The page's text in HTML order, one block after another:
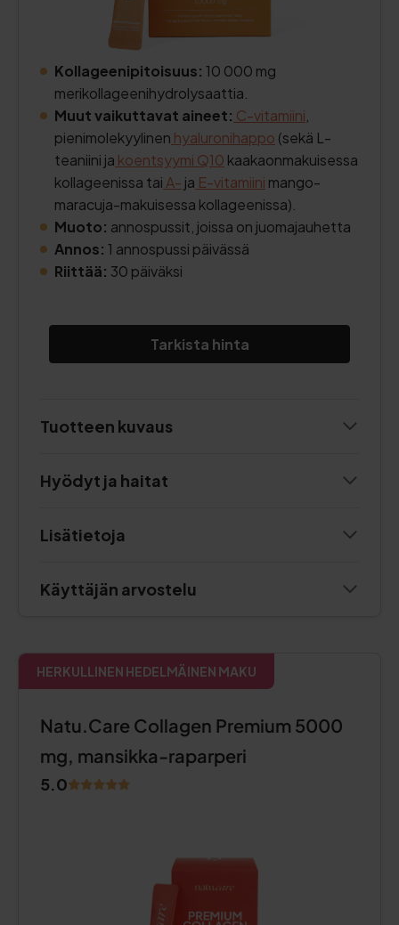
Kollageenipitoisuus: 10 000 mg
merikollageenihydrolysaattia.
Muut vaikuttavat aineet: C-vitamiini
pienimolekyylinen hyaluronihappo (sekä L-
teaniini ja koentsyymi Q10 kaakaonmakuisessa
kollageenissa tai A- ja E-vitamiini mango-
maracuja-makuisessa kollageenissa).
Muoto: annospussit, joissa on juomajauhetta
Annos: 1 annospussi päivässä
Riittää: 30 päiväksi
Tarkista hinta
Tuotteen kuvaus
Hyödyt ja haitat
Lisätietoja
Käyttäjän arvostelu
HERKULLINEN HEDELMÄINEN MAKU
Natu.Care Collagen Premium 5000
mg, mansikka-raparperi
5.0